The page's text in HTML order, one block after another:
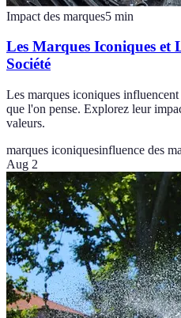
Impact des marques5 min
Les Marques Iconiques et
Société
Les marques iconiques
que l'on pense. Explorez leur
valeurs.
marques iconiquesinfluence des
Aug 2